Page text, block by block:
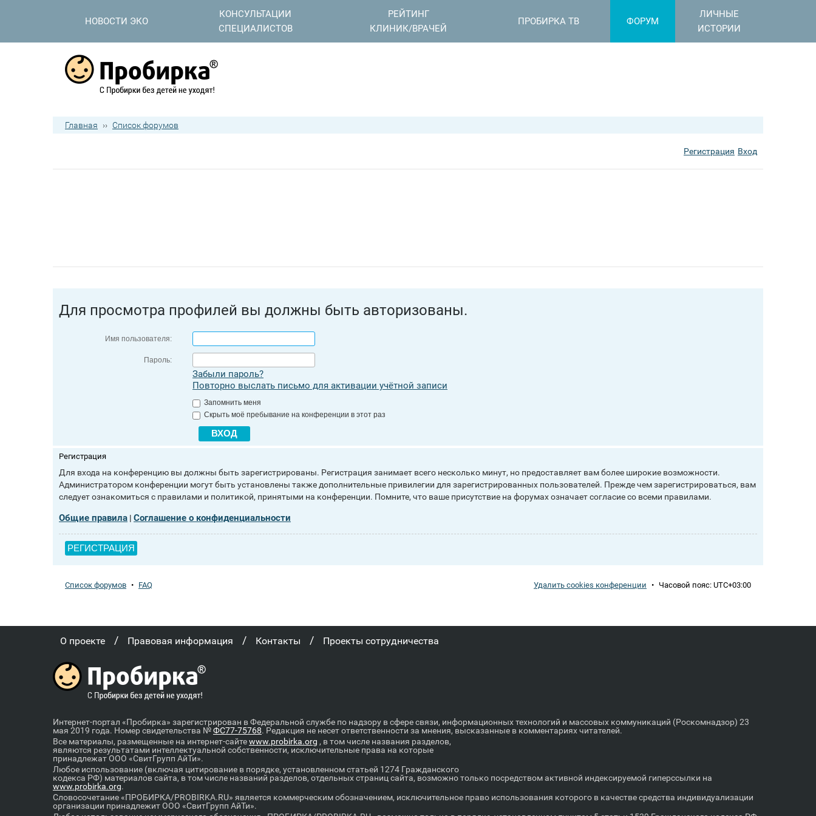
НОВОСТИ ЭКО
КОНСУЛЬТАЦИИ
СПЕЦИАЛИСТОВ
РЕЙТИНГ
КЛИНИК/ВРАЧЕЙ
ПРОБИРКА ТВ ФОРУМ
ЛИЧНЫЕ
ИСТОРИИ
Главная ›› Список форумов
Регистрация Вход
Для просмотра профилей вы должны быть авторизованы.
Имя пользователя:
Пароль:
Забыли пароль?
Повторно выслать письмо для активации учётной записи
Запомнить меня
Скрыть моё пребывание на конференции в этот раз
Регистрация
Для входа на конференцию вы должны быть зарегистрированы. Регистрация занимает всего несколько минут, но предоставляет вам более широкие возможности.
Администратором конференции могут быть установлены также дополнительные привилегии для зарегистрированных пользователей. Прежде чем зарегистрироваться, вам
следует ознакомиться с правилами и политикой, принятыми на конференции. Помните, что ваше присутствие на форумах означает согласие со всеми правилами.
Общие правила | Соглашение о конфиденциальности
РЕГИСТРАЦИЯ
Список форумов • FAQ Удалить cookies конференции • Часовой пояс: UTC+03:00
О проекте / Правовая информация / Контакты / Проекты сотрудничества
Интернет-портал «Пробирка» зарегистрирован в Федеральной службе по надзору в сфере связи, информационных технологий и массовых коммуникаций (Роскомнадзор) 23
мая 2019 года. Номер свидетельства №ФС77-75768. Редакция не несет ответственности за мнения, высказанные в комментариях читателей.
Все материалы, размещенные на интернет-сайтеwww.probirka.org , в том числе названия разделов,
являются результатами интеллектуальной собственности, исключительные права на которые
принадлежат ООО «СвитГрупп АйТи».
Любое использование (включая цитирование в порядке, установленном статьей 1274 Гражданского
кодекса РФ) материалов сайта, в том числе названий разделов, отдельных страниц сайта, возможно только посредством активной индексируемой гиперссылки на
www.probirka.org.
Словосочетание «ПРОБИРКА/PROBIRKA.RU» является коммерческим обозначением, исключительное право использования которого в качестве средства индивидуализации
организации принадлежит ООО «СвитГрупп АйТи».